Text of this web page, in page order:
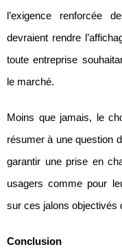
l’exigence renforcée
devraient rendre
toute entreprise
le marché.
Moins que jamais, le
résumer à une question
garantir une prise en
usagers comme pour
sur ces jalons objectivés
Conclusion